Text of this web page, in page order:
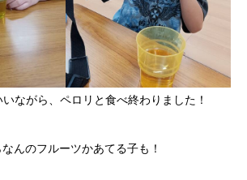
ながら、ペロリと食べ終わりました！
んのフルーツかあてる子も！